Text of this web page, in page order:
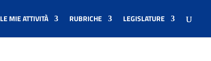
LE MIE ATTIVITÀ RUBRICHE LEGISLATURE